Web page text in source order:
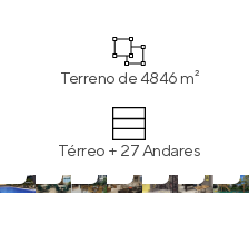
Terreno de 4846 m²
Térreo + 27 Andares